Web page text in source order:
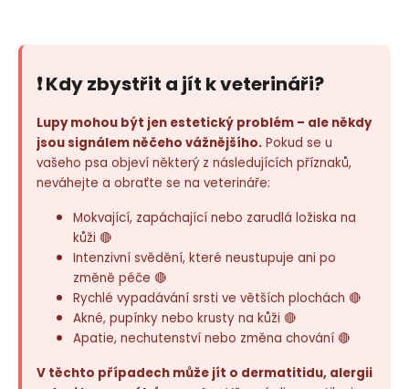
❗ Kdy zbystřit a jít k veterináři?
Lupy mohou být jen estetický problém – ale někdy
jsou signálem něčeho vážnějšího. Pokud se u
vašeho psa objeví některý z následujících příznaků,
neváhejte a obraťte se na veterináře:
Mokvající, zapáchající nebo zarudlá ložiska na
kůži 🔴
Intenzivní svědění, které neustupuje ani po
změně péče 🔴
Rychlé vypadávání srsti ve větších plochách 🔴
Akné, pupínky nebo krusty na kůži 🔴
Apatie, nechutenství nebo změna chování 🔴
V těchto případech může jít o dermatitidu, alergii